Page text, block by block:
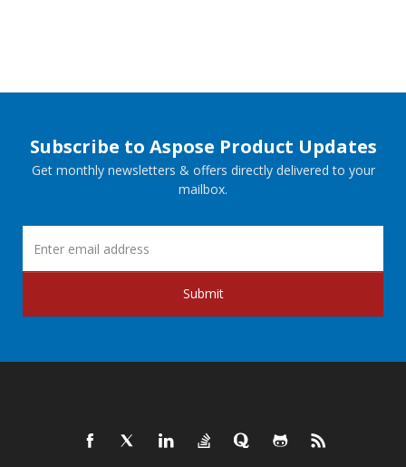
Subscribe to Aspose Product Updates
Get monthly newsletters & offers directly delivered to your
mailbox.
Submit